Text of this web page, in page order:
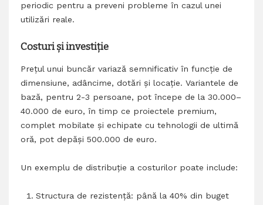
periodic pentru a preveni probleme în cazul unei
utilizări reale.
Costuri și investiție
Prețul unui buncăr variază semnificativ în funcție de
dimensiune, adâncime, dotări și locație. Variantele de
bază, pentru 2-3 persoane, pot începe de la 30.000–
40.000 de euro, în timp ce proiectele premium,
complet mobilate și echipate cu tehnologii de ultimă
oră, pot depăși 500.000 de euro.
Un exemplu de distribuție a costurilor poate include:
Structura de rezistență: până la 40% din buget